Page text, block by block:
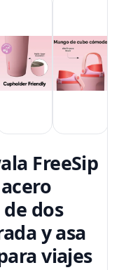
FreeSip
dos
y asa
viajes